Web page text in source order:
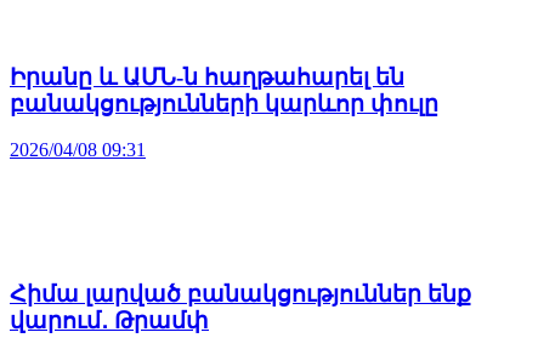
Իրանը և ԱՄՆ-ն հաղթահարել են
բանակցությունների կարևոր փուլը
2026/04/08 09:31
Հիմա լարված բանակցություններ ենք
վարում․ Թրամփ